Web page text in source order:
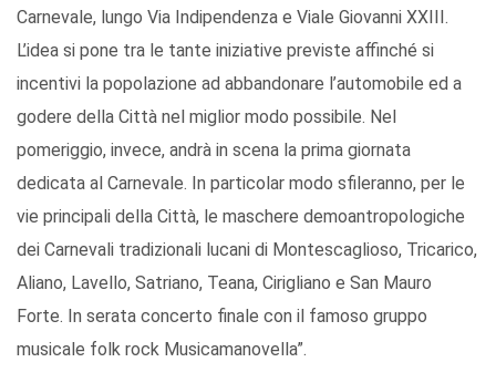
Carnevale, lungo Via Indipendenza e Viale Giovanni XXIII.
L’idea si pone tra le tante iniziative previste affinché si
incentivi la popolazione ad abbandonare l’automobile ed a
godere della Città nel miglior modo possibile. Nel
pomeriggio, invece, andrà in scena la prima giornata
dedicata al Carnevale. In particolar modo sfileranno, per le
vie principali della Città, le maschere demoantropologiche
dei Carnevali tradizionali lucani di Montescaglioso, Tricarico,
Aliano, Lavello, Satriano, Teana, Cirigliano e San Mauro
Forte. In serata concerto finale con il famoso gruppo
musicale folk rock Musicamanovella”.